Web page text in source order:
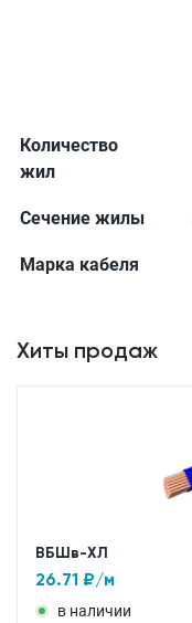
Количество
жил
Сечение жилы
Марка кабеля
Хиты продаж
ВБШв-ХЛ
26.71 ₽/м
в наличии